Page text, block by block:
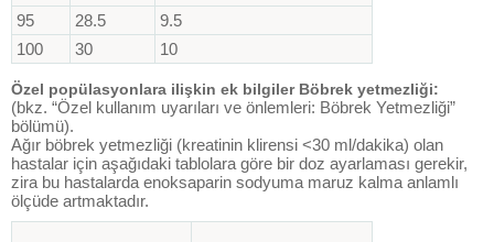
95
28.5
9.5
100
30 10
Özel popülasyonlara ilişkin ek bilgiler Böbrek yetmezliği:
(bkz. “Özel kullanım uyarıları ve önlemleri: Böbrek Yetmezliği”
bölümü).
Ağır böbrek yetmezliği (kreatinin klirensi <30 ml/dakika) olan
hastalar için aşağıdaki tablolara göre bir doz ayarlaması gerekir,
zira bu hastalarda enoksaparin sodyuma maruz kalma anlamlı
ölçüde artmaktadır.